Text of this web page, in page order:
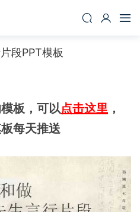
段PPT模板
板，可以点击这里 ，
每天推送